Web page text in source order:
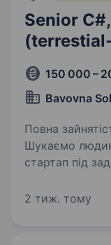
Senior
(terrestial-
150 000 –
Bavovna
Повна
Шукаємо
стартап під
платформи
2 тиж. тому